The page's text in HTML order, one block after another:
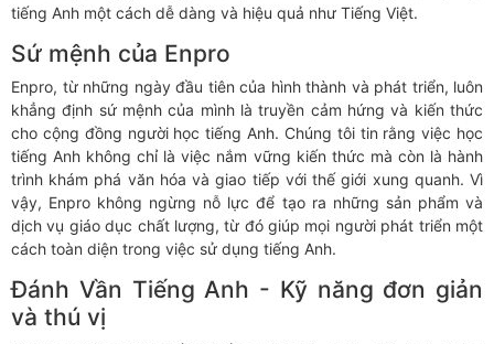
tiếng Anh một cách dễ dàng và hiệu quả như Tiếng Việt.
Sứ mệnh của Enpro
Enpro, từ những ngày đầu tiên của hình thành và phát triển, luôn
khẳng định sứ mệnh của mình là truyền cảm hứng và kiến thức
cho cộng đồng người học tiếng Anh. Chúng tôi tin rằng việc học
tiếng Anh không chỉ là việc nắm vững kiến thức mà còn là hành
trình khám phá văn hóa và giao tiếp với thế giới xung quanh. Vì
vậy, Enpro không ngừng nỗ lực để tạo ra những sản phẩm và
dịch vụ giáo dục chất lượng, từ đó giúp mọi người phát triển một
cách toàn diện trong việc sử dụng tiếng Anh.
Đánh Vần Tiếng Anh - Kỹ năng đơn giản
và thú vị